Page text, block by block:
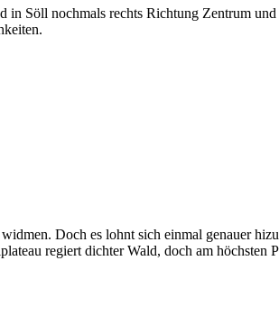
Söll nochmals rechts Richtung Zentrum und
Doch es lohnt sich einmal genauer
regiert dichter Wald, doch am höchsten